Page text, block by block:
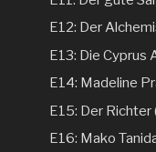
E12: Der
E13: Die Cyprus
E14: Madeline
E15: Der Richter
E16: Mako